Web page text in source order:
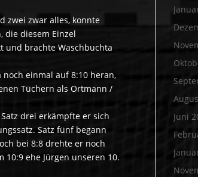
zwei zwar alles, konnte
die diesem Einzel
und brachte Waschbuchta
einmal auf 8:10 heran,
Tüchern als Ortmann /
drei erkämpfte er sich
Satz fünf begann
bei 8:8 drehte er noch
ehe Jürgen unseren 10.
Juni